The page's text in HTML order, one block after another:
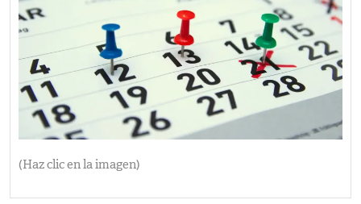
(Haz clic en la imagen)